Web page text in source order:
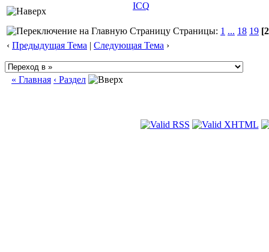
ICQ
Страницы: 1 ... 18 19
‹ Предыдущая Тема | Следующая Тема ›
« Главная ‹ Раздел